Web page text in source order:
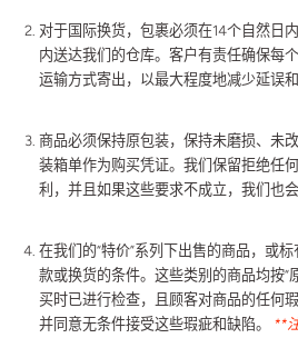
对于国际换货，包裹必须在14个自然日
内送达我们的仓库。客户有责任确保每
运输方式寄出，以最大程度地减少延误和
商品必须保持原包装，保持未磨损、未
装箱单作为购买凭证。我们保留拒绝任
利，并且如果这些要求不成立，我们也
在我们的“特价”系列下出售的商品，或
款或换货的条件。这些类别的商品均按“
买时已进行检查，且顾客对商品的任何
并同意无条件接受这些瑕疵和缺陷。 **